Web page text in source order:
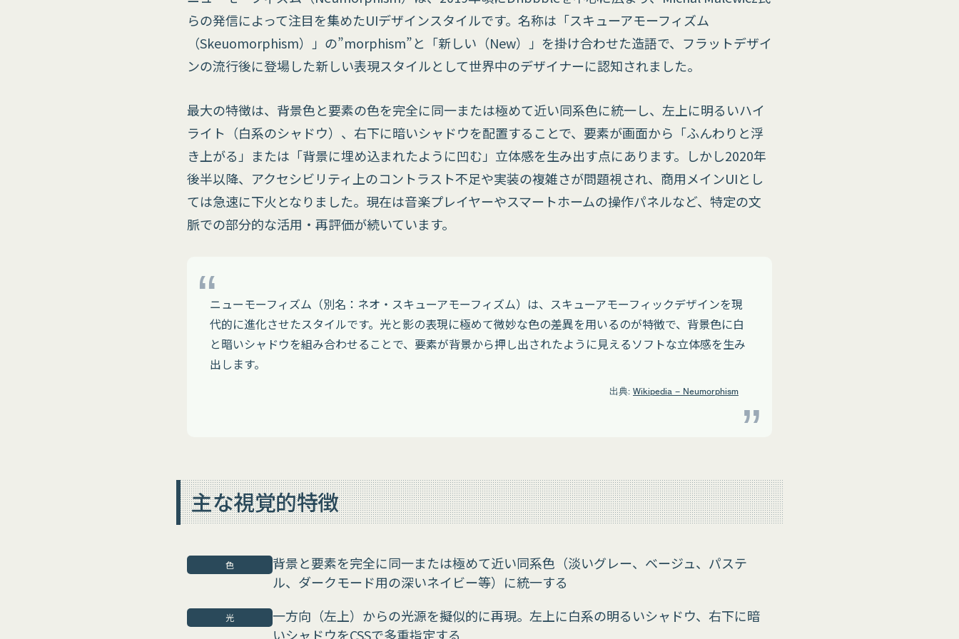
らの発信によって注目を集めたUIデザインスタイルです。名称は「スキューアモーフィズム
（Skeuomorphism）」の”morphism”と「新しい（New）」を掛け合わせた造語で、フラットデザイ
ンの流行後に登場した新しい表現スタイルとして世界中のデザイナーに認知されました。
最大の特徴は、背景色と要素の色を完全に同一または極めて近い同系色に統一し、左上に明るいハイ
ライト（白系のシャドウ）、右下に暗いシャドウを配置することで、要素が画面から「ふんわりと浮
き上がる」または「背景に埋め込まれたように凹む」立体感を生み出す点にあります。しかし2020年
後半以降、アクセシビリティ上のコントラスト不足や実装の複雑さが問題視され、商用メインUIとし
ては急速に下火となりました。現在は音楽プレイヤーやスマートホームの操作パネルなど、特定の文
脈での部分的な活用・再評価が続いています。
ニューモーフィズム（別名：ネオ・スキューアモーフィズム）は、スキューアモーフィックデザインを現
代的に進化させたスタイルです。光と影の表現に極めて微妙な色の差異を用いるのが特徴で、背景色に白
と暗いシャドウを組み合わせることで、要素が背景から押し出されたように見えるソフトな立体感を生み
出します。
出典: Wikipedia – Neumorphism
主な視覚的特徴
色
背景と要素を完全に同一または極めて近い同系色（淡いグレー、ベージュ、パステ
ル、ダークモード用の深いネイビー等）に統一する
光
一方向（左上）からの光源を擬似的に再現。左上に白系の明るいシャドウ、右下に暗
いシャドウをCSSで多重指定する